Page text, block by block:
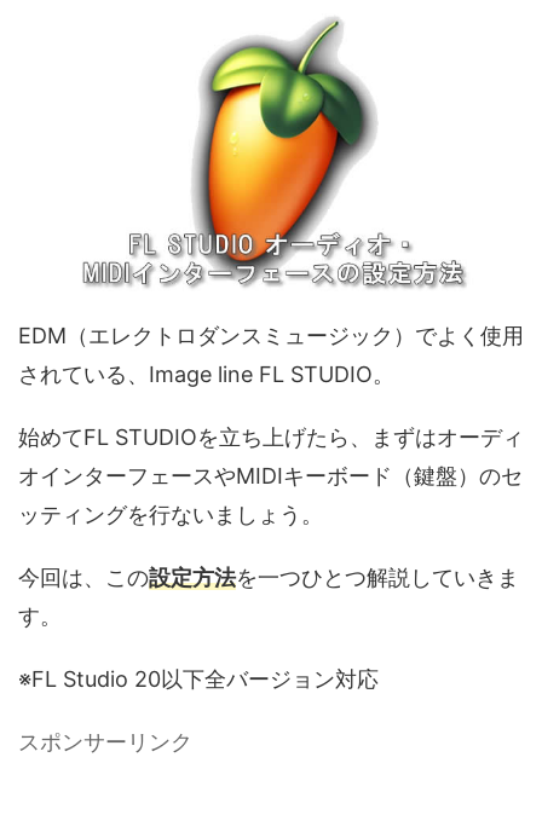
EDM（エレクトロダンスミュージック）でよく使用
されている、Image line FL STUDIO。
始めてFL STUDIOを立ち上げたら、まずはオーディ
オインターフェースやMIDIキーボード（鍵盤）のセ
ッティングを行ないましょう。
今回は、この設定方法を一つひとつ解説していきま
す。
※FL Studio 20以下全バージョン対応
スポンサーリンク